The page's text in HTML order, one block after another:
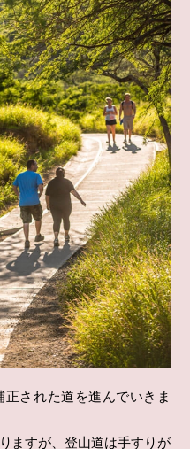
された道を進んでいきま
ますが、登山道は手すりが